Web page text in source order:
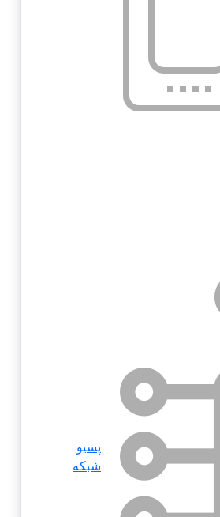
پسیو
شبکه